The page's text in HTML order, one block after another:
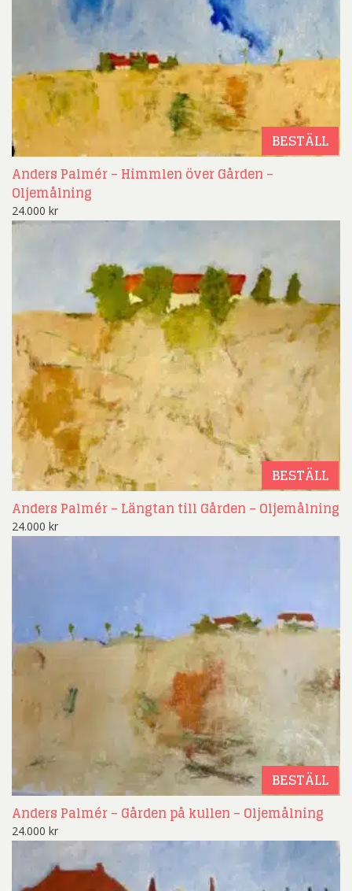
BESTÄLL
Anders Palmér – Himmlen över Gården –
Oljemålning
24.000 kr
BESTÄLL
Anders Palmér – Längtan till Gården – Oljemålning
24.000 kr
BESTÄLL
Anders Palmér – Gården på kullen – Oljemålning
24.000 kr